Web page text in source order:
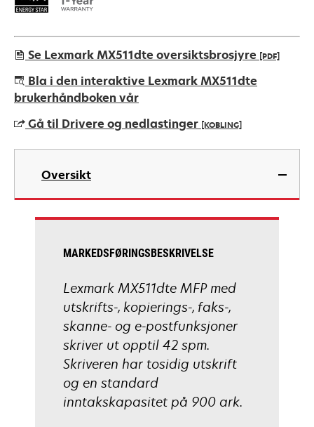
Se Lexmark MX511dte oversiktsbrosjyre [PDF]
opens
in
new
tab
Bla i den interaktive Lexmark MX511dte
brukerhåndboken vår
Gå til Drivere og nedlastinger [KOBLING]
opens
new
Oversikt
MARKEDSFØRINGSBESKRIVELSE
Lexmark MX511dte MFP med
utskrifts-, kopierings-, faks-,
skanne- og e-postfunksjoner
skriver ut opptil 42 spm.
Skriveren har tosidig utskrift
og en standard
inntakskapasitet på 900 ark.